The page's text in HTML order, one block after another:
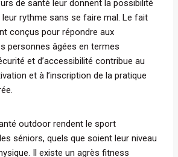
de santé leur donnent la possibilité
rythme sans se faire mal. Le fait
conçus pour répondre aux
personnes âgées en termes
et d’accessibilité contribue au
et à l’inscription de la pratique
outdoor rendent le sport
séniors, quels que soient leur niveau
Il existe un agrès fitness